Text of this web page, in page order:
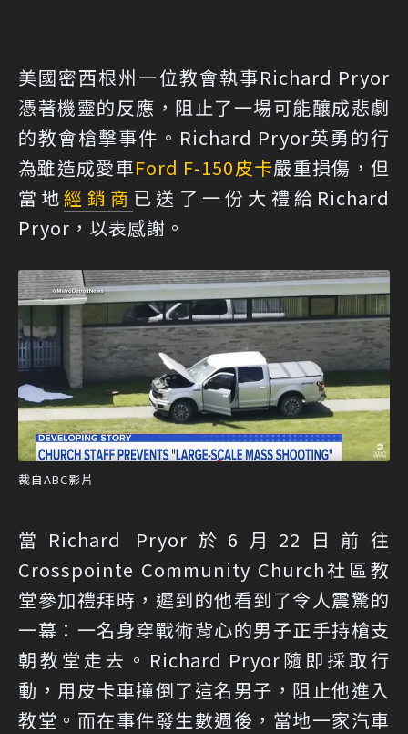
美國密西根州一位教會執事Richard Pryor
憑著機靈的反應，阻止了一場可能釀成悲劇
的教會槍擊事件。Richard Pryor英勇的行
為雖造成愛車Ford F-150皮卡嚴重損傷，但
當地經銷商 已送了一份大禮給Richard
Pryor，以表感謝。
裁自ABC影片
當Richard Pryor於6月22日前往
Crosspointe Community Church社區教
堂參加禮拜時，遲到的他看到了令人震驚的
一幕：一名身穿戰術背心的男子正手持槍支
朝教堂走去。Richard Pryor隨即採取行
動，用皮卡車撞倒了這名男子，阻止他進入
教堂。而在事件發生數週後，當地一家汽車